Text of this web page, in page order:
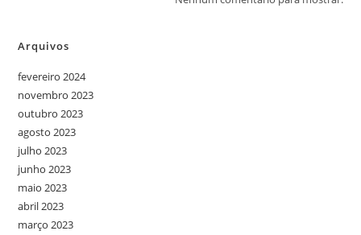
Arquivos
fevereiro 2024
novembro 2023
outubro 2023
agosto 2023
julho 2023
junho 2023
maio 2023
abril 2023
março 2023